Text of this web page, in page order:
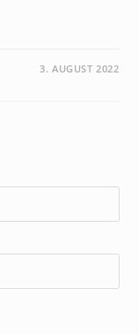
3. AUGUST 2022